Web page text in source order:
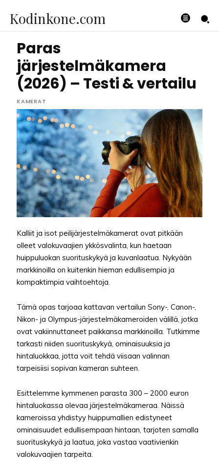
Kodinkone.com
Paras
järjestelmäkamera
(2026) – Testi & vertailu
KAMERAT
Kalliit ja isot peilijärjestelmäkamerat ovat pitkään
olleet valokuvaajien ykkösvalinta, kun haetaan
huippuluokan suorituskykyä ja kuvanlaatua. Nykyään
markkinoilla on kuitenkin hieman edullisempia ja
kompaktimpia vaihtoehtoja.
Tämä opas tarjoaa kattavan vertailun Sony-, Canon-,
Nikon- ja Olympus-järjestelmäkameroiden välillä, jotka
ovat vakiinnuttaneet paikkansa markkinoilla. Tutkimme
tarkasti niiden suorituskykyä, ominaisuuksia ja
hintaluokkaa, jotta voit tehdä viisaan valinnan
tarpeisiisi sopivan kameran suhteen.
Esittelemme kymmenen parasta 300 – 2000 euron
hintaluokassa olevaa järjestelmäkameraa. Näissä
kameroissa yhdistyy huippumallien edistyneet
ominaisuudet edullisempaan hintaan, tarjoten samalla
suorituskykyä ja laatua, joka vastaa vaativienkin
valokuvaajien tarpeita.